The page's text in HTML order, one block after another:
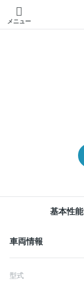
メニュー
基本性能
車両情報
型式